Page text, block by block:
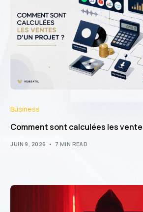
Business
Comment sont calculées les
JUIN 9, 2026 7 MIN READ